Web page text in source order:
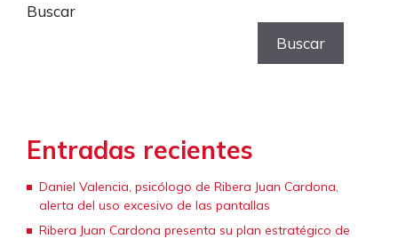
Buscar
Buscar
Entradas recientes
Daniel Valencia, psicólogo de Ribera Juan Cardona,
alerta del uso excesivo de las pantallas
Ribera Juan Cardona presenta su plan estratégico de